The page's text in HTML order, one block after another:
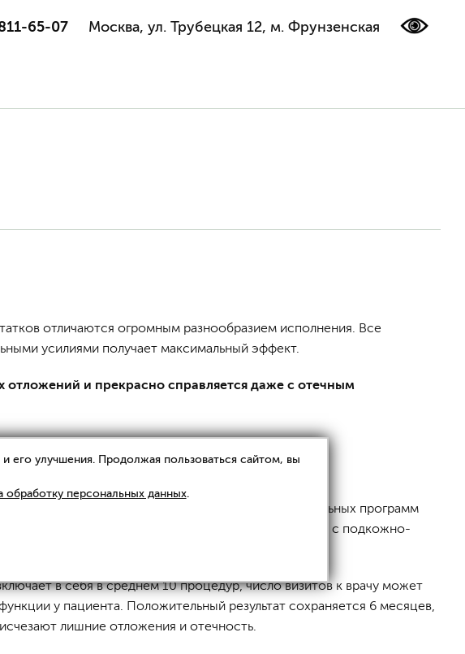
65-07 Москва, ул. Трубецкая 12, м. Фрунзенская
отличаются огромным разнообразием исполнения. Все
усилиями получает максимальный эффект.
и прекрасно справляется даже с отечным
с "умными" настройками и множеством специальных программ
аспирационного захвата кожной складки вместе с подкожно-
в себя в среднем 10 процедур, число визитов к врачу может
у пациента. Положительный результат сохраняется 6 месяцев,
лишние отложения и отечность.
его улучшения. Продолжая пользоваться сайтом, вы
обработку персональных данных.